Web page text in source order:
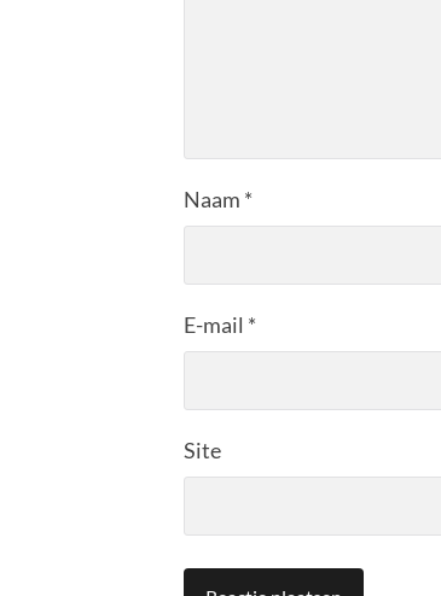
Naam *
E-mail *
Site